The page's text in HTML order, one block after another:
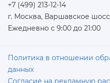
+7 (499) 213-12-14
г. Москва, Варшавское
Ежедневно с 9:00 до 21:00
Политика в отношении
данных
Согласие на рекламную